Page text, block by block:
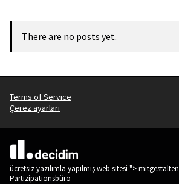
There are no posts yet.
Terms of Service
Çerez ayarları
(Dış bağlantı)
ücretsiz yazılımla yapılmış web sitesi "> mitgestalten
Partizipationsbüro